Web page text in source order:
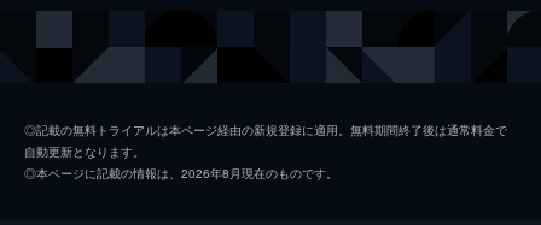
ジャック・ブルース
◎記載の無料トライアルは本ページ経由の新規登録に適用。無料期間終了後は通常料金で
自動更新となります。
◎本ページに記載の情報は、2026年8月現在のものです。